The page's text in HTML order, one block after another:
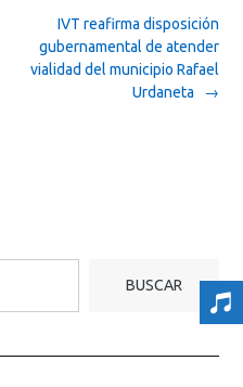
IVT reafirma disposición
gubernamental de atender
vialidad del municipio Rafael
Urdaneta →
BUSCAR